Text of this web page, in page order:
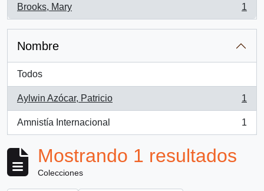
Brooks, Mary
, 1 resultados
1
Nombre
Todos
Aylwin Azócar, Patricio
, 1 resultados
1
Amnistía Internacional
, 1 resultados
1
Mostrando 1 resultados
Colecciones